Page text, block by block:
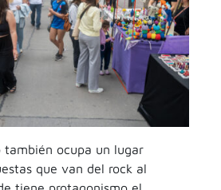
también ocupa un lugar
que van del rock al